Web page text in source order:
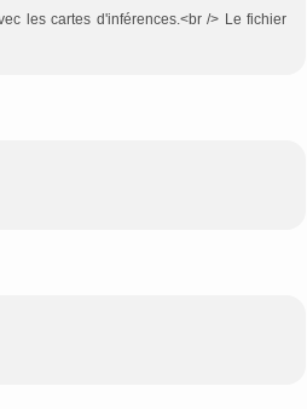
les cartes d'inférences.<br /> Le fichier